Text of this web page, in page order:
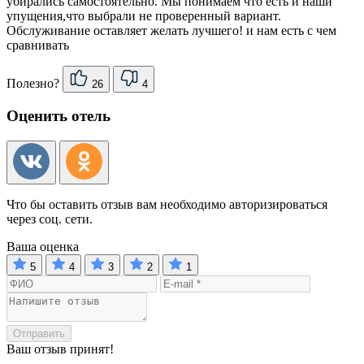
упущения,что выбрали не проверенный вариант.
Обслуживание оставляет желать лучшего! и нам есть с чем
сравнивать
Полезно? 26 4
Оценить отель
Что бы оставить отзыв вам необходимо авторизироваться
через соц. сети.
Ваша оценка
5 4 3 2 1
Отправить
Ваш отзыв принят!